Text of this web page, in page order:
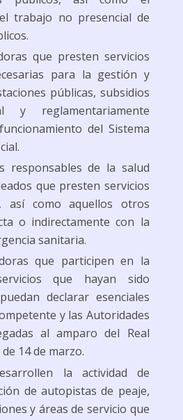
trabajo no presencial de
que presten servicios
para la gestión y
públicas, subsidios
reglamentariamente
del Sistema
responsables de la salud
que presten servicios
así como aquellos otros
o indirectamente con la
sanitaria.
que participen en la
que hayan sido
declarar esenciales
y las Autoridades
al amparo del Real
14 de marzo.
la actividad de
de autopistas de peaje,
y áreas de servicio que